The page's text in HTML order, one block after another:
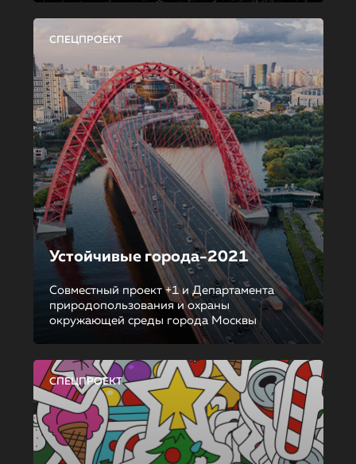
СПЕЦПРОЕКТ
Устойчивые города-2021
Совместный проект +1 и Департамента
природопользования и охраны
окружающей среды города Москвы
СПЕЦПРОЕКТ